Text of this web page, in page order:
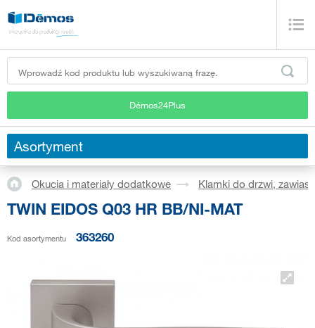
Démos24Plus
Asortyment
Okucia i materiały dodatkowe Klamki do drzwi,
TWIN EIDOS Q03 HR BB/NI-MAT
Kod asortymentu 363260